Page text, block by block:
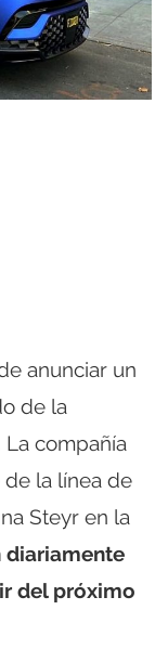
anunciar un
de la
compañía
la línea de
Steyr en la
diariamente
del próximo